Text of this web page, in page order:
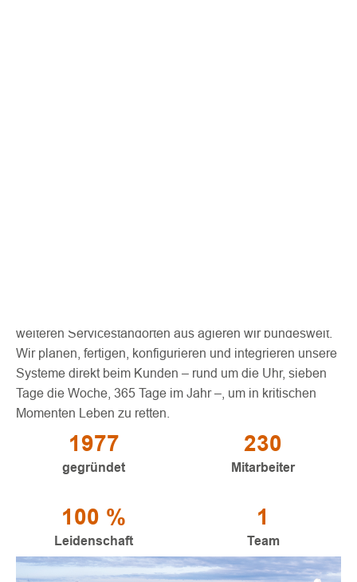
weiteren Servicestandorten aus agieren wir bundesweit.
Wir planen, fertigen, konfigurieren und integrieren unsere
Systeme direkt beim Kunden – rund um die Uhr, sieben
Tage die Woche, 365 Tage im Jahr –, um in kritischen
Momenten Leben zu retten.
1977
gegründet
230
Mitarbeiter
100 %
Leidenschaft
1
Team